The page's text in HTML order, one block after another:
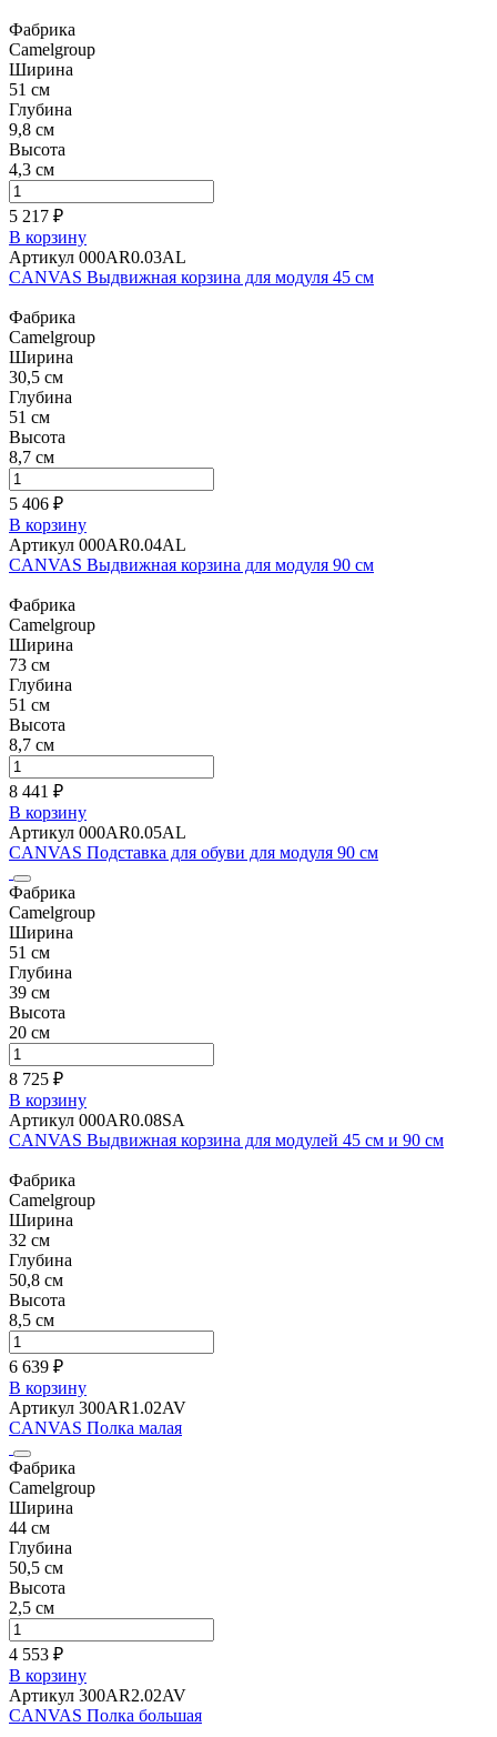
Фабрика
Camelgroup
Ширина
51 см
Глубина
9,8 см
Высота
4,3 см
5 217 ₽
В корзину
Артикул 000AR0.03AL
CANVAS Выдвижная корзина для модуля 45 см
Фабрика
Camelgroup
Ширина
30,5 см
Глубина
51 см
Высота
8,7 см
5 406 ₽
В корзину
Артикул 000AR0.04AL
CANVAS Выдвижная корзина для модуля 90 см
Фабрика
Camelgroup
Ширина
73 см
Глубина
51 см
Высота
8,7 см
8 441 ₽
В корзину
Артикул 000AR0.05AL
CANVAS Подставка для обуви для модуля 90 см
Фабрика
Camelgroup
Ширина
51 см
Глубина
39 см
Высота
20 см
8 725 ₽
В корзину
Артикул 000AR0.08SA
CANVAS Выдвижная корзина для модулей 45 см и 90 см
Фабрика
Camelgroup
Ширина
32 см
Глубина
50,8 см
Высота
8,5 см
6 639 ₽
В корзину
Артикул 300AR1.02AV
CANVAS Полка малая
Фабрика
Camelgroup
Ширина
44 см
Глубина
50,5 см
Высота
2,5 см
4 553 ₽
В корзину
Артикул 300AR2.02AV
CANVAS Полка большая